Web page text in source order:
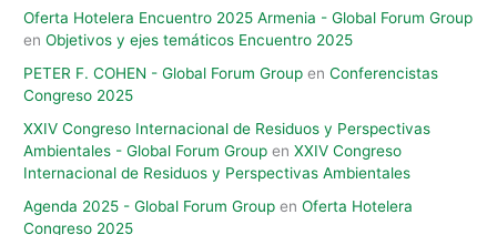
Oferta Hotelera Encuentro 2025 Armenia - Global Forum Group
enObjetivos y ejes temáticos Encuentro 2025
PETER F. COHEN - Global Forum Group enConferencistas
Congreso 2025
XXIV Congreso Internacional de Residuos y Perspectivas
Ambientales​ - Global Forum Group enXXIV Congreso
Internacional de Residuos y Perspectivas Ambientales​
Agenda 2025 - Global Forum Group enOferta Hotelera
Congreso 2025